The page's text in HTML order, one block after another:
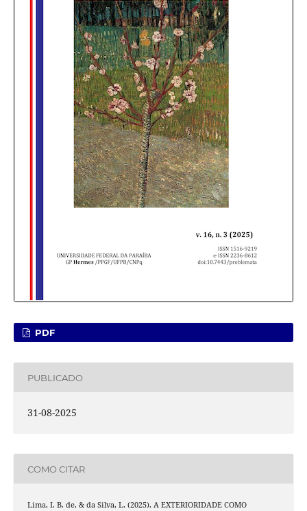
PDF
PUBLICADO
31-08-2025
COMO CITAR
Lima, I. B. de, & da Silva, L. (2025). A EXTERIORIDADE COMO